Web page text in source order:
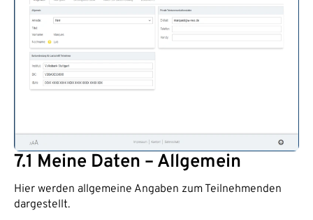
7.1 Meine Daten – Allgemein
Hier werden allgemeine Angaben zum Teilnehmenden
dargestellt.